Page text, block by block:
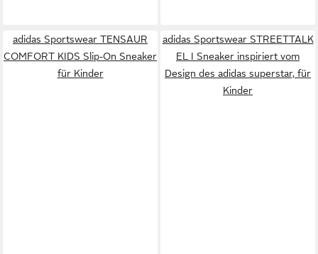
adidas Sportswear TENSAUR
COMFORT KIDS Slip-On Sneaker
für Kinder
adidas Sportswear STREETTALK
EL I Sneaker inspiriert vom
Design des adidas superstar, für
Kinder